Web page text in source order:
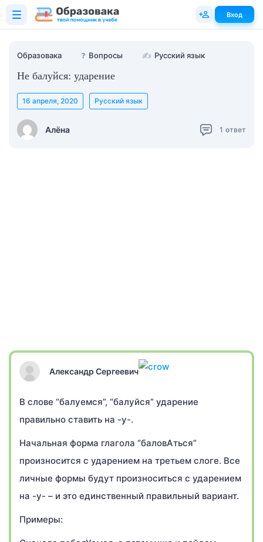
Образовака ❓ Вопросы ✍ Русский язык
Не балуйся: ударение
Алёна
16 апреля, 2020 Русский язык
1 ответ
Александр Сергеевич
В слове “балуемся”, “балуйся” ударение
правильно ставить на -у-.
Начальная форма глагола “баловАться”
произносится с ударением на третьем слоге. Все
личные формы будут произноситься с ударением
на -у- – и это единственный правильный вариант.
Примеры:
Вход